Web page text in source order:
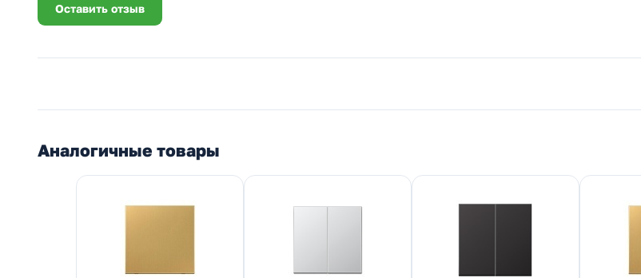
Оставить отзыв
Аналогичные товары